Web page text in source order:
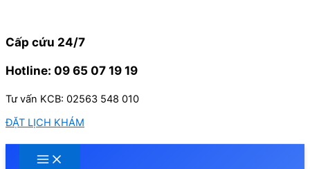
nội
Cấp cứu 24/7
Hotline: 09 65 07 19 19
Tư vấn KCB: 02563 548 010
ĐẶT LỊCH KHÁM